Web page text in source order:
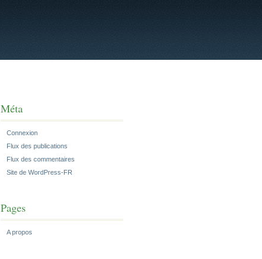
Méta
Connexion
Flux des publications
Flux des commentaires
Site de WordPress-FR
Pages
A propos